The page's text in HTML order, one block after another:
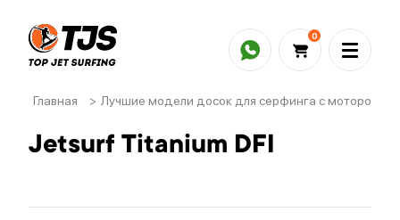
0
Главная > Лучшие модели досок для серфинга с мотором
Jetsurf Titanium DFI